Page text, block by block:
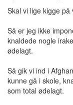
Skal vi lige kigge
Så er jeg ikke
knaldede nogle
ødelagt.
Så gik vi ind i
kunne gå i skole,
som total ødelagt.